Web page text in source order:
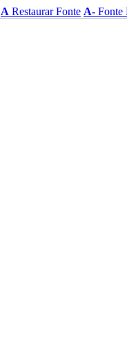
A Restaurar Fonte A- Fonte